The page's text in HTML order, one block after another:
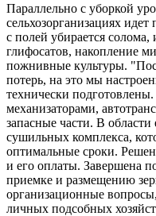
Параллельно с уборкой
сельхозорганизациях
с полей убирается
глифосатов, накопление
пожнивные культуры.
потерь, на это мы
технически
механизаторами,
запасные части. В области
сушильных комплекса,
оптимальные сроки.
и его оплаты. Завершена
приемке и размещению
организационные
личных подсобных